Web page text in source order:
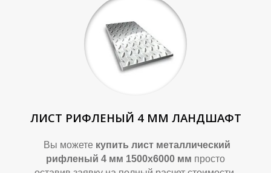
ЛИСТ РИФЛЕНЫЙ 4 ММ ЛАНДШАФТ
Вы можете купить лист металлический
рифленый 4 мм 1500х6000 мм просто